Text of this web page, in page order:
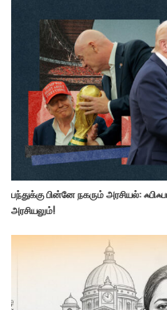
பந்துக்கு பின்னே நகரும் அரசியல்:
அரசியலும்!